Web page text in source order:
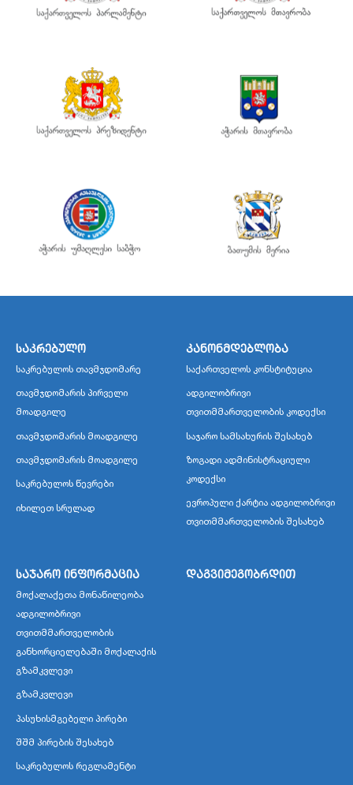
საკრებულო
საკრებულოს თავმჯდომარე
თავმჯდომარის პირველი
მოადგილე
თავმჯდომარის მოადგილე
თავმჯდომარის მოადგილე
საკრებულოს წევრები
იხილეთ სრულად
კანონმდებლობა
საქართველოს კონსტიტუცია
ადგილობრივი
თვითმმართველობის კოდექსი
საჯარო სამსახურის შესახებ
ზოგადი ადმინისტრაციული
კოდექსი
ევროპული ქარტია ადგილობრივი
თვითმმართველობის შესახებ
საჯარო ინფორმაცია
მოქალაქეთა მონაწილეობა
ადგილობრივი
თვითმმართველობის
განხორციელებაში მოქალაქის
გზამკვლევი
გზამკვლევი
პასუხისმგებელი პირები
შშმ პირების შესახებ
საკრებულოს რეგლამენტი
დაგვიმეგობრდით